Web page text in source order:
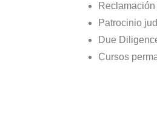
Patrocinio
Due
Cursos